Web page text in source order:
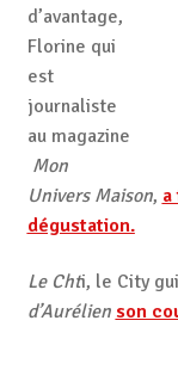
d’avantage,
Florine qui
est
journaliste
au magazine
Mon
Univers Maison,
dégustation.
Le Chti, le City
d’Aurélien son